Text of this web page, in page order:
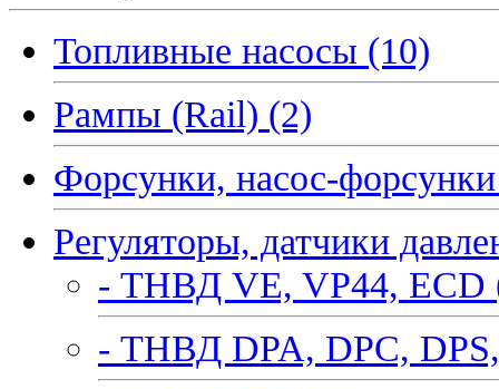
Топливные насосы (10)
Рампы (Rail) (2)
Форсунки, насос-
Регуляторы, датчики
- ТНВД VE, VP44, ECD
- ТНВД DPA, DPC,